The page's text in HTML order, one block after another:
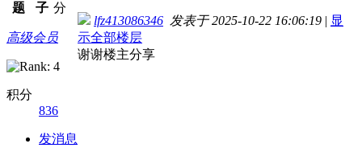
题
子 分
高级会员
积分
836
发消息
lfz413086346 发表于 2025-10-22 16:06:19 | 显
示全部楼层
谢谢楼主分享